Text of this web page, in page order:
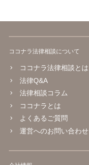
ココナラ法律相談について
ココナラ法律相談とは
法律Q&A
法律相談コラム
ココナラとは
よくあるご質問
運営へのお問い合わせ